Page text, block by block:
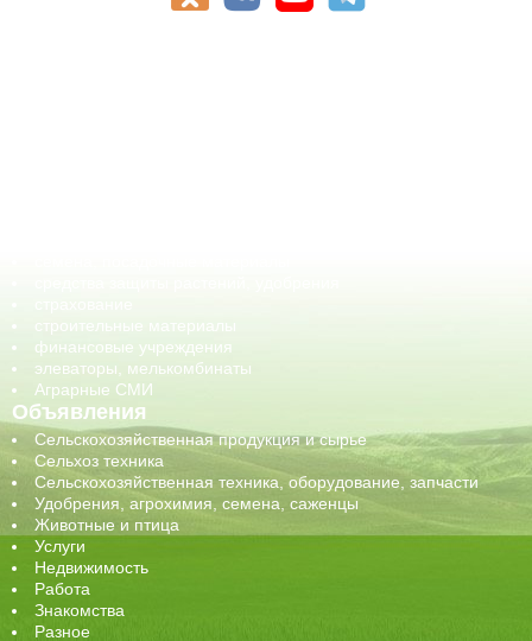
строительные материалы
финансовые учреждения
элеваторы, мелькомбинаты
Аграрные СМИ
Объявления
Сельскохозяйственная продукция и сырье
Сельхоз техника
Сельскохозяйственная техника, оборудование, запчасти
Удобрения, агрохимия, семена, саженцы
Животные и птица
Услуги
Недвижимость
Работа
Знакомства
Разное